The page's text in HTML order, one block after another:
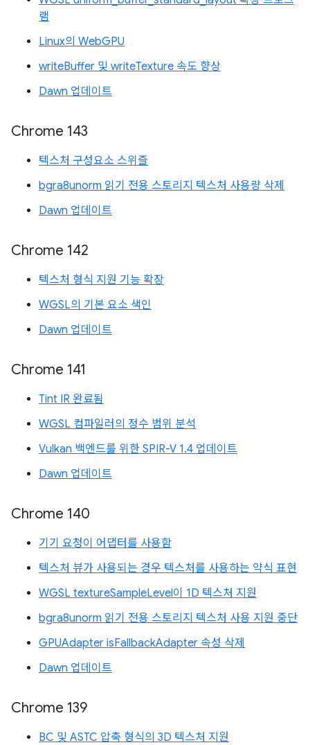
램
Linux의 WebGPU
writeBuffer 및 writeTexture 속도 향상
Dawn 업데이트
Chrome 143
텍스처 구성요소 스위즐
bgra8unorm 읽기 전용 스토리지 텍스처 사용량 삭제
Dawn 업데이트
Chrome 142
텍스처 형식 지원 기능 확장
WGSL의 기본 요소 색인
Dawn 업데이트
Chrome 141
Tint IR 완료됨
WGSL 컴파일러의 정수 범위 분석
Vulkan 백엔드를 위한 SPIR-V 1.4 업데이트
Dawn 업데이트
Chrome 140
기기 요청이 어댑터를 사용함
텍스처 뷰가 사용되는 경우 텍스처를 사용하는 약식 표현
WGSL textureSampleLevel이 1D 텍스처 지원
bgra8unorm 읽기 전용 스토리지 텍스처 사용 지원 중단
GPUAdapter isFallbackAdapter 속성 삭제
Dawn 업데이트
Chrome 139
BC 및 ASTC 압축 형식의 3D 텍스처 지원